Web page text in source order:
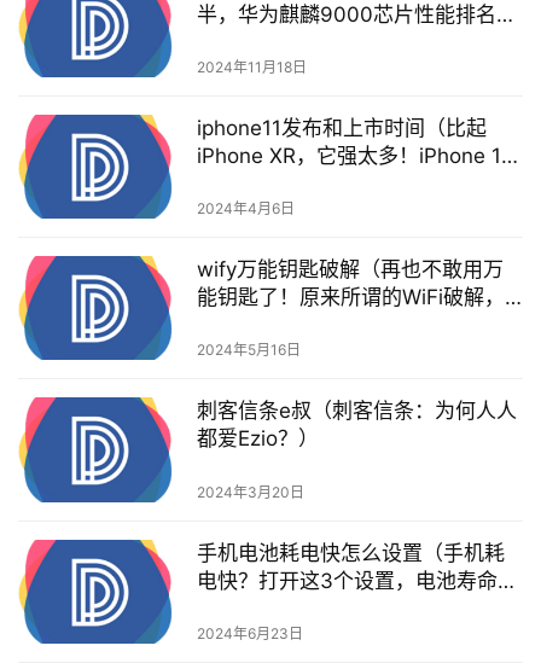
半，华为麒麟9000芯片性能排名，
2024年11月18日
iphone11发布和上市时间（比起
iPhone XR，它强太多！iPhone 11
2024年4月6日
wify万能钥匙破解（再也不敢用万
能钥匙了！原来所谓的WiFi破解，
2024年5月16日
刺客信条e叔（刺客信条：为何人人
都爱Ezio？）
2024年3月20日
手机电池耗电快怎么设置（手机耗
电快？打开这3个设置，电池寿命多
2024年6月23日